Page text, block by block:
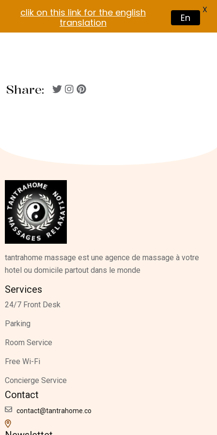
Share:
tantrahome massage est une agence de massage à votre
hotel ou domicile partout dans le monde
Services
24/7 Front Desk
Parking
Room Service
Free Wi-Fi
Concierge Service
Contact
contact@tantrahome.co
clik on this link for the english
translation
En
X